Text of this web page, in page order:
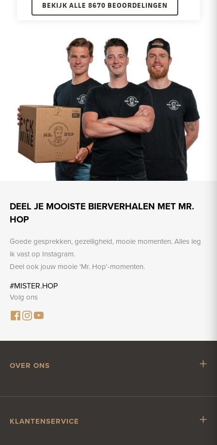
BEKIJK ALLE 8670 BEOORDELINGEN
DEEL JE MOOISTE BIERVERHALEN MET MR.
HOP
Goede gesprekken, gezelligheid, mooie momenten. Alles leg
ik vast op Instagram.
Deel ook jouw mooie 'Mr. Hop'-momenten.
#MISTER.HOP
Volg ons
OVER ONS
Vacatures
KLANTENSERVICE